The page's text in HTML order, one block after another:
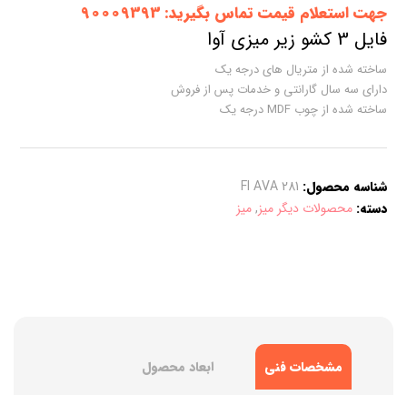
جهت استعلام قیمت تماس بگیرید: 90009393
فایل 3 کشو زیر میزی آوا
ساخته شده از متریال های درجه یک
دارای سه سال گارانتی و خدمات پس از فروش
ساخته شده از چوب MDF درجه یک
شناسه محصول: FI AVA 281
دسته: محصولات دیگر میز,میز
مشخصات فنی ابعاد محصول